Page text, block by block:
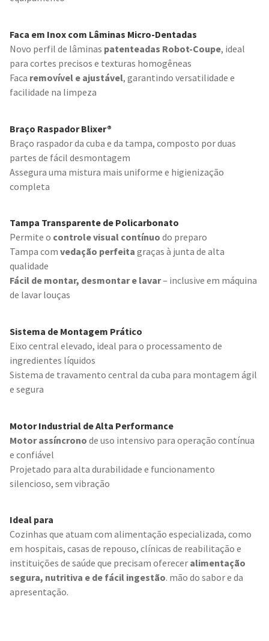
Faca em Inox com Lâminas Micro-Dentadas
Novo perfil de lâminas patenteadas Robot-Coupe, ideal
para cortes precisos e texturas homogêneas
Faca removível e ajustável, garantindo versatilidade e
facilidade na limpeza
Braço Raspador Blixer®
Braço raspador da cuba e da tampa, composto por duas
partes de fácil desmontagem
Assegura uma mistura mais uniforme e higienização
completa
Tampa Transparente de Policarbonato
Permite o controle visual contínuo do preparo
Tampa com vedação perfeita graças à junta de alta
qualidade
Fácil de montar, desmontar e lavar– inclusive em máquina
de lavar louças
Sistema de Montagem Prático
Eixo central elevado, ideal para o processamento de
ingredientes líquidos
Sistema de travamento central da cuba para montagem ágil
e segura
Motor Industrial de Alta Performance
Motor assíncrono de uso intensivo para operação contínua
e confiável
Projetado para alta durabilidade e funcionamento
silencioso, sem vibração
Ideal para
Cozinhas que atuam com alimentação especializada, como
em hospitais, casas de repouso, clínicas de reabilitação e
instituições de saúde que precisam oferecer alimentação
segura, nutritiva e de fácil ingestão. mão do sabor e da
apresentação.